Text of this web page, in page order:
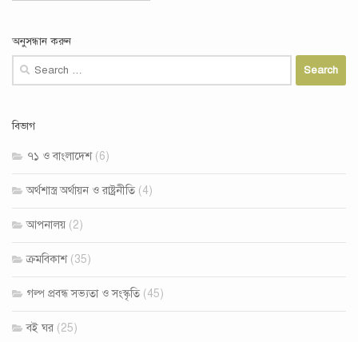
অনুসন্ধান করুন
Search
বিভাগ
৭১ ও বাংলাদেশ(6)
অর্থশাস্ত্র অর্থায়ন ও রাষ্ট্রনীতি (4)
আপনালয় (2)
ক্রমবিকাশ(35)
গল্প প্রবন্ধ সভ‍্যতা ও সংস্কৃতি (45)
বই ঘর (25)